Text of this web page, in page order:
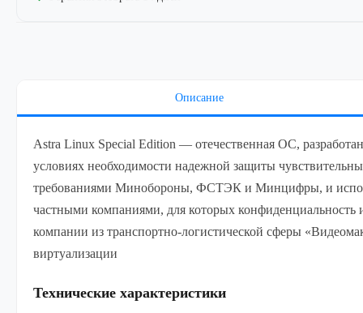
Описание
Astra Linux Special Edition — отечественная ОС,
условиях необходимости надежной защиты
требованиями Минобороны, ФСТЭК и Минцифры, и
частными компаниями, для которых
компании из транспортно-логистической сферы
виртуализации
Технические характеристики